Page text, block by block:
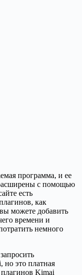
программа, и ее
с помощью
есть
как
можете добавить
времени и
немного
но это платная
Kimai